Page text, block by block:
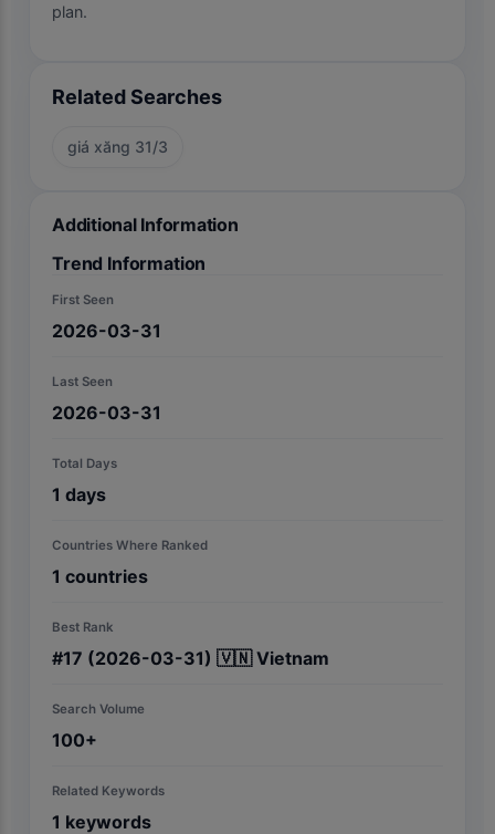
plan.
Related Searches
giá xăng 31/3
Additional Information
Trend Information
First Seen
2026-03-31
Last Seen
2026-03-31
Total Days
1 days
Countries Where Ranked
1 countries
Best Rank
#17 (2026-03-31) 🇻🇳 Vietnam
Search Volume
100+
Related Keywords
1 keywords